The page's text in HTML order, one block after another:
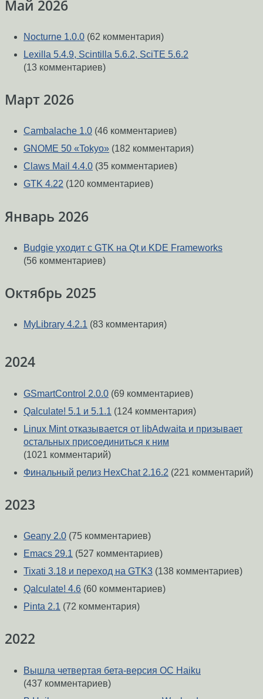
Май 2026
Nocturne 1.0.0 (62 комментария)
Lexilla 5.4.9, Scintilla 5.6.2, SciTE 5.6.2
(13 комментариев)
Март 2026
Cambalache 1.0 (46 комментариев)
GNOME 50 «Tokyo» (182 комментария)
Claws Mail 4.4.0 (35 комментариев)
GTK 4.22 (120 комментариев)
Январь 2026
Budgie уходит с GTK на Qt и KDE Frameworks
(56 комментариев)
Октябрь 2025
MyLibrary 4.2.1 (83 комментария)
2024
GSmartControl 2.0.0 (69 комментариев)
Qalculate! 5.1 и 5.1.1 (124 комментария)
Linux Mint отказывается от libAdwaita и призывает
остальных присоединиться к ним
(1021 комментарий)
Финальный релиз HexChat 2.16.2 (221 комментарий)
2023
Geany 2.0 (75 комментариев)
Emacs 29.1 (527 комментариев)
Tixati 3.18 и переход на GTK3 (138 комментариев)
Qalculate! 4.6 (60 комментариев)
Pinta 2.1 (72 комментария)
2022
Вышла четвертая бета-версия ОС Haiku
(437 комментариев)